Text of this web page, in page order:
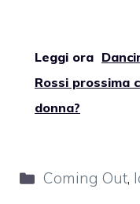
Leggi ora
Rossi prossima
donna?
Categorie
Coming Out,